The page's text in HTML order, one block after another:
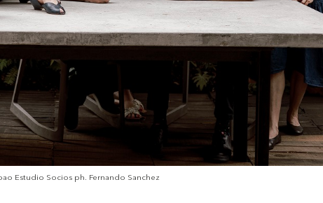
Estudio Socios ph. Fernando Sanchez